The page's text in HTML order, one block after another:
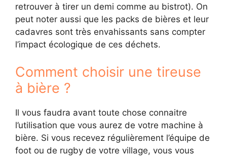
retrouver à tirer un demi comme au bistrot). On
peut noter aussi que les packs de bières et leur
cadavres sont très envahissants sans compter
l’impact écologique de ces déchets.
Comment choisir une tireuse
à bière ?
Il vous faudra avant toute chose connaitre
l’utilisation que vous aurez de votre machine à
bière. Si vous recevez régulièrement l’équipe de
foot ou de rugby de votre village, vous vous